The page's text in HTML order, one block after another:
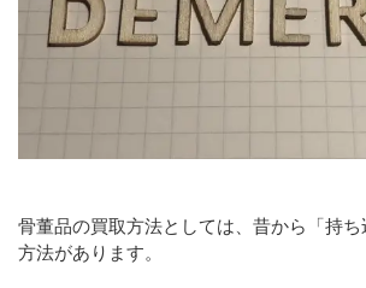
骨董品の買取方法としては、昔から「持ち
方法があります。